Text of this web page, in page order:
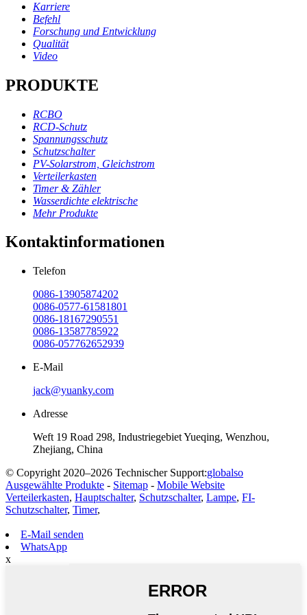
Karriere
Befehl
Forschung und Entwicklung
Qualität
Video
PRODUKTE
RCBO
RCD-Schutz
Spannungsschutz
Schutzschalter
PV-Solarstrom, Gleichstrom
Verteilerkasten
Timer & Zähler
Wasserdichte elektrische
Mehr Produkte
Kontaktinformationen
Telefon
0086-13905874202
0086-0577-61581801
0086-18167290551
0086-13587785922
0086-057762652939
E-Mail
jack@yuanky.com
Adresse
Weft 19 Road 298, Industriegebiet Yueqing, Wenzhou,
Zhejiang, China
© Copyright 2020–2026 Technischer Support:globalso
Ausgewählte Produkte - Sitemap - Mobile Website
Verteilerkasten, Hauptschalter, Schutzschalter, Lampe, FI-
Schutzschalter, Timer,
E-Mail senden
WhatsApp
x